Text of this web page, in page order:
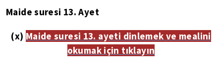
Maide suresi 13. Ayet
(x) Maide suresi 13. ayeti dinlemek ve mealini
okumak için tıklayın